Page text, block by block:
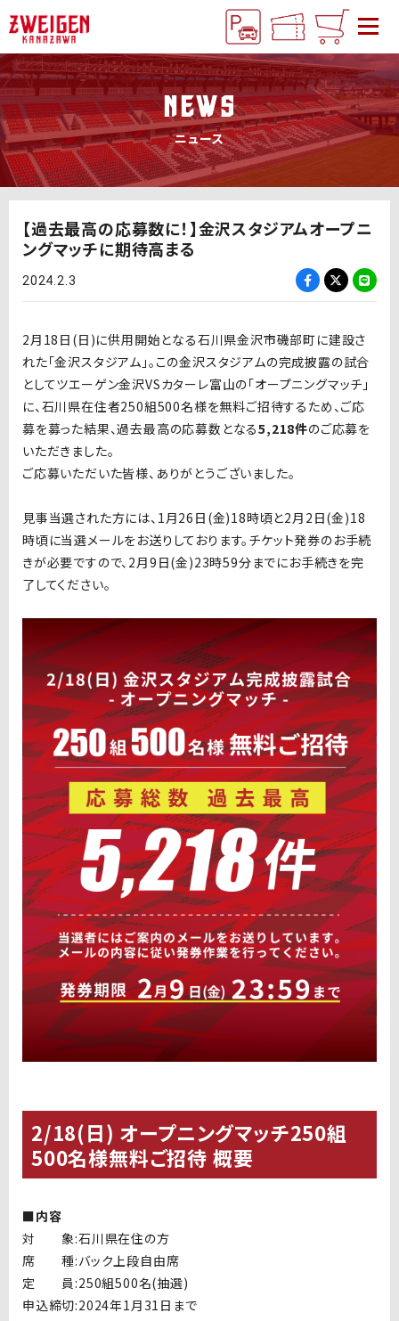
NEWS
ニュース
【過去最高の応募数に！】金沢スタジアムオープニ
ングマッチに期待高まる
2024.2.3
2月18日(日)に供用開始となる石川県金沢市磯部町に建設さ
れた「金沢スタジアム」。この金沢スタジアムの完成披露の試合
としてツエーゲン金沢VSカターレ富山の「オープニングマッチ」
に、石川県在住者250組500名様を無料ご招待するため、ご応
募を募った結果、過去最高の応募数となる5,218件のご応募を
いただきました。
ご応募いただいた皆様、ありがとうございました。
見事当選された方には、1月26日(金)18時頃と2月2日(金)18
時頃に当選メールをお送りしております。チケット発券のお手続
きが必要ですので、2月9日(金)23時59分までにお手続きを完
了してください。
2/18(日) オープニングマッチ250組
500名様無料ご招待 概要
■内容
対 象:石川県在住の方
席 種:バック上段自由席
定 員:250組500名(抽選)
申込締切:2024年1月31日まで